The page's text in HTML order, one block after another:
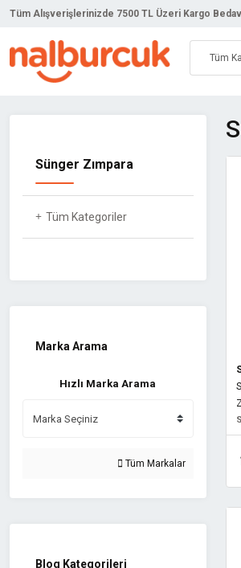
Tüm Alışverişlerinizde 7500 TL Üzeri Kargo
Sünger Zımpara
Tüm Kategoriler
Marka Arama
Hızlı Marka Arama
Tüm Markalar
Blog Kategorileri